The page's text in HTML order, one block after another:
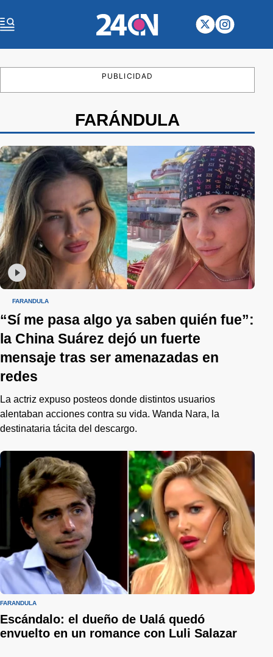
PUBLICIDAD
FARÁNDULA
FARÁNDULA
“Sí me pasa algo ya saben quién fue”:
la China Suárez dejó un fuerte
mensaje tras ser amenazadas en
redes
La actriz expuso posteos donde distintos usuarios
alentaban acciones contra su vida. Wanda Nara, la
destinataria tácita del descargo.
FARÁNDULA
Escándalo: el dueño de Ualá quedó
envuelto en un romance con Luli Salazar